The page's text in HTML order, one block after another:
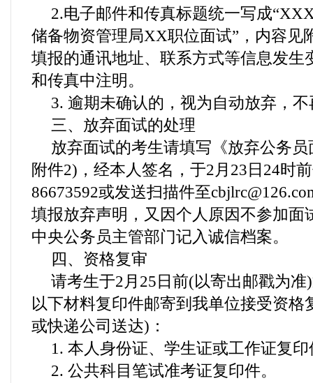
2.电子邮件和传真标题统一写成
储备物资管理局XX职位面试”，内容见
填报的通讯地址、联系方式等信息发生
和传真中注明。
3. 逾期未确认的，视为自动放弃，
三、放弃面试的处理
放弃面试的考生请填写《放弃公务
附件2)，经本人签名，于2月23日24时
86673592或发送扫描件至
填报放弃声明，又因个人原因不参加面
中央公务员主管部门记入诚信档案。
四、资格复审
请考生于2月25日前(以寄出邮戳为
以下材料复印件邮寄到我单位接受资格
或快递公司送达)：
1. 本人身份证、学生证或工作证复印
2. 公共科目笔试准考证复印件。